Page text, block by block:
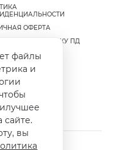
ОФЕРТА
НА ОБРАБОТКУ ПД
файлы
и
сайте.
вы